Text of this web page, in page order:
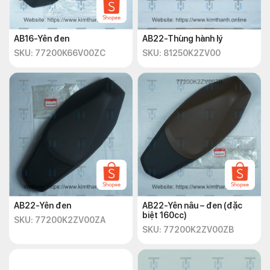
AB16-Yên đen
SKU: 77200K66V00ZC
AB22-Thùng hành lý
SKU: 81250K2ZV00
AB22-Yên đen
SKU: 77200K2ZV00ZA
AB22-Yên nâu – đen (đặc
biệt 160cc)
SKU: 77200K2ZV00ZB